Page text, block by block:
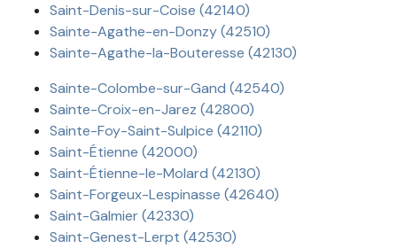
Saint-Denis-sur-Coise (42140)
Sainte-Agathe-en-Donzy (42510)
Sainte-Agathe-la-Bouteresse (42130)
Sainte-Colombe-sur-Gand (42540)
Sainte-Croix-en-Jarez (42800)
Sainte-Foy-Saint-Sulpice (42110)
Saint-Étienne (42000)
Saint-Étienne-le-Molard (42130)
Saint-Forgeux-Lespinasse (42640)
Saint-Galmier (42330)
Saint-Genest-Lerpt (42530)